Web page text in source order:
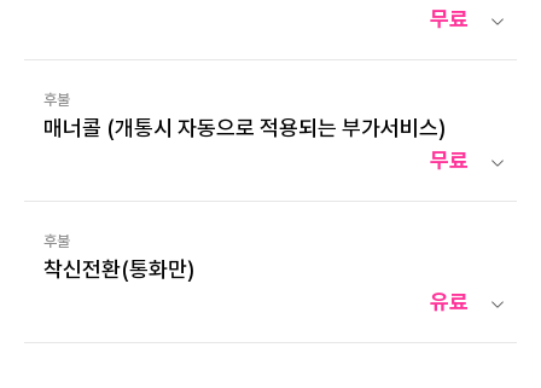
무료
후불
매너콜 (개통시 자동으로 적용되는 부가서비스)
무료
후불
착신전환(통화만)
유료